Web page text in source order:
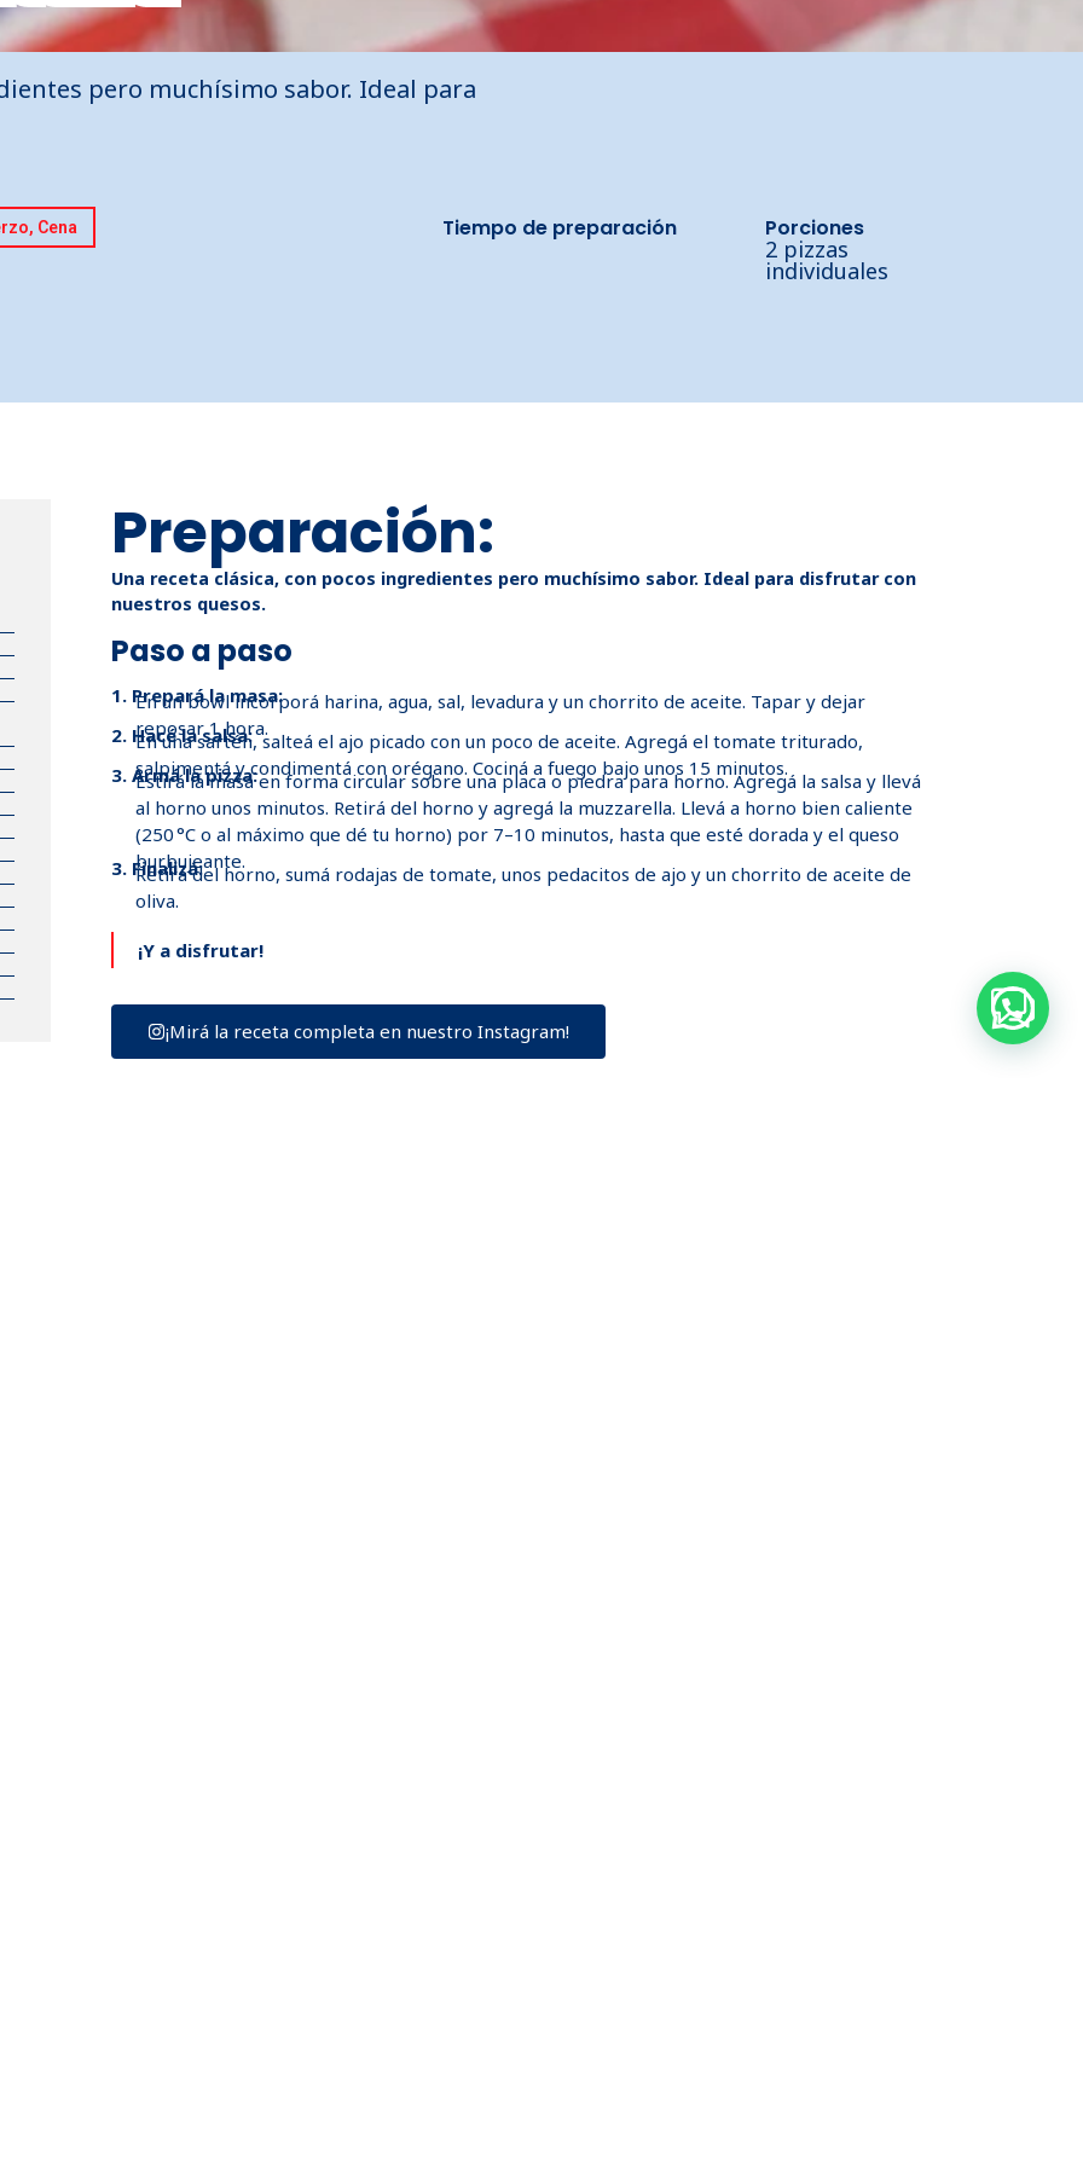
pero muchísimo sabor. Ideal para
Cena Tiempo de preparación Porciones
2 pizzas
individuales
Preparación:
Una receta clásica, con pocos ingredientes pero muchísimo sabor. Ideal para disfrutar con
nuestros quesos.
Paso a paso
1. Prepará la masa:
En un bowl incorporá harina, agua, sal, levadura y un chorrito de aceite. Tapar y dejar
reposar 1 hora.
2. Hacé la salsa:
En una sartén, salteá el ajo picado con un poco de aceite. Agregá el tomate triturado,
salpimentá y condimentá con orégano. Cociná a fuego bajo unos 15 minutos.
3. Armá la pizza:
Estirá la masa en forma circular sobre una placa o piedra para horno. Agregá la salsa y llevá
al horno unos minutos. Retirá del horno y agregá la muzzarella. Llevá a horno bien caliente
(250 °C o al máximo que dé tu horno) por 7–10 minutos, hasta que esté dorada y el queso
burbujeante.
3. Finalizá:
Retirá del horno, sumá rodajas de tomate, unos pedacitos de ajo y un chorrito de aceite de
oliva.
¡Y a disfrutar!
¡Mirá la receta completa en nuestro Instagram!